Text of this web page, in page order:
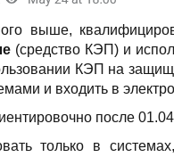
выше,
(средство КЭП) и
КЭП на
и входить в
после
только в